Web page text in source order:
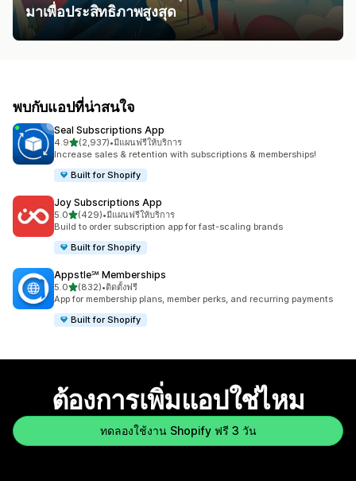
มาเพื่อประสิทธิภาพสูงสุด
พบกับแอปที่น่าสนใจ
Seal Subscriptions App
4.9เต็ม 5 ดาว
(2,937)
ทั้งหมด 2937 รีวิว
•มีแผนฟรีให้บริการ
Increase sales & retention with subscriptions & memberships!
Built for Shopify
Joy Subscriptions App
5.0เต็ม 5 ดาว
(429)
ทั้งหมด 429 รีวิว
•มีแผนฟรีให้บริการ
Build to order subscription app for fast-scaling brands
Built for Shopify
Appstle℠ Memberships
5.0เต็ม 5 ดาว
(832)
ทั้งหมด 832 รีวิว
•ติดตั้งฟรี
App for membership plans, member perks, and recurring payments
Built for Shopify
ต้องการเพิ่มแอปใช่ไหม
ทดลองใช้งาน Shopify ฟรี 3 วัน